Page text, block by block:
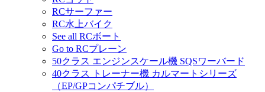
RCサーファー
RC水上バイク
See all RCボート
Go to RCプレーン
50クラス エンジンスケール機 SQSワーバード
40クラス トレーナー機 カルマートシリーズ
（EP/GPコンパチブル）